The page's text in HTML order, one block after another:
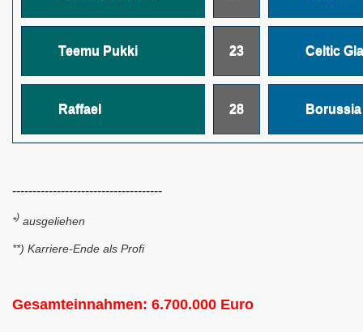
Teemu Pukki 23 Celtic
Raffael 28
-------------------------------------
*) ausgeliehen
**) Karriere-Ende als Profi
Gesamteinnahmen: 6.700.000 Euro